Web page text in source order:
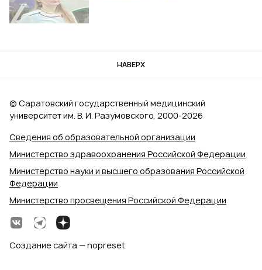
НАВЕРХ
Сведения об образовательной организации
Министерство здравоохранения Российской Федерации
Министерство науки и высшего образования Российской
Федерации
Министерство просвещения Российской Федерации
© Саратовский государственный медицинский
университет им. В. И. Разумовского, 2000‑2026
Создание сайта — nopreset